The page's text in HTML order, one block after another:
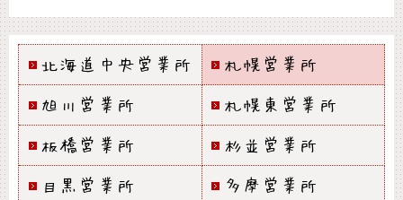
北海道中央営業所 札幌営業所
旭川営業所 札幌東営業所
板橋営業所 杉並営業所
目黒営業所 多摩営業所